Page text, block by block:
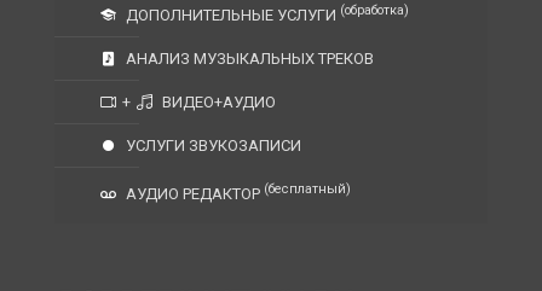
ДОПОЛНИТЕЛЬНЫЕ УСЛУГИ (обработка)
АНАЛИЗ МУЗЫКАЛЬНЫХ ТРЕКОВ
+ ВИДЕО+АУДИО
УСЛУГИ ЗВУКОЗАПИСИ
АУДИО РЕДАКТОР (бесплатный)